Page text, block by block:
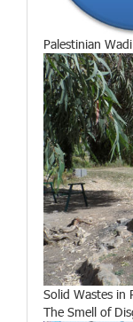
Palestinian
Solid Wastes in
The Smell of